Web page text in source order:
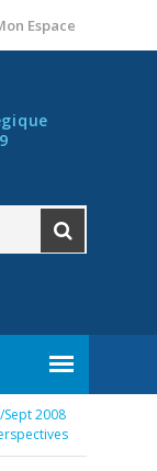
Espace
Sept 2008